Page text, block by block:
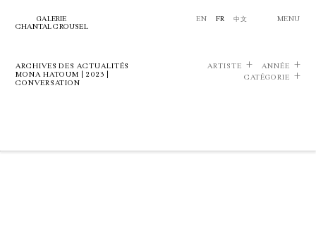
GALERIE
CHANTAL CROUSEL
EN FR 中文 MENU
ARCHIVES DES ACTUALITÉS
MONA HATOUM | 2023 |
CONVERSATION
ARTISTE
ANNÉE
CATÉGORIE